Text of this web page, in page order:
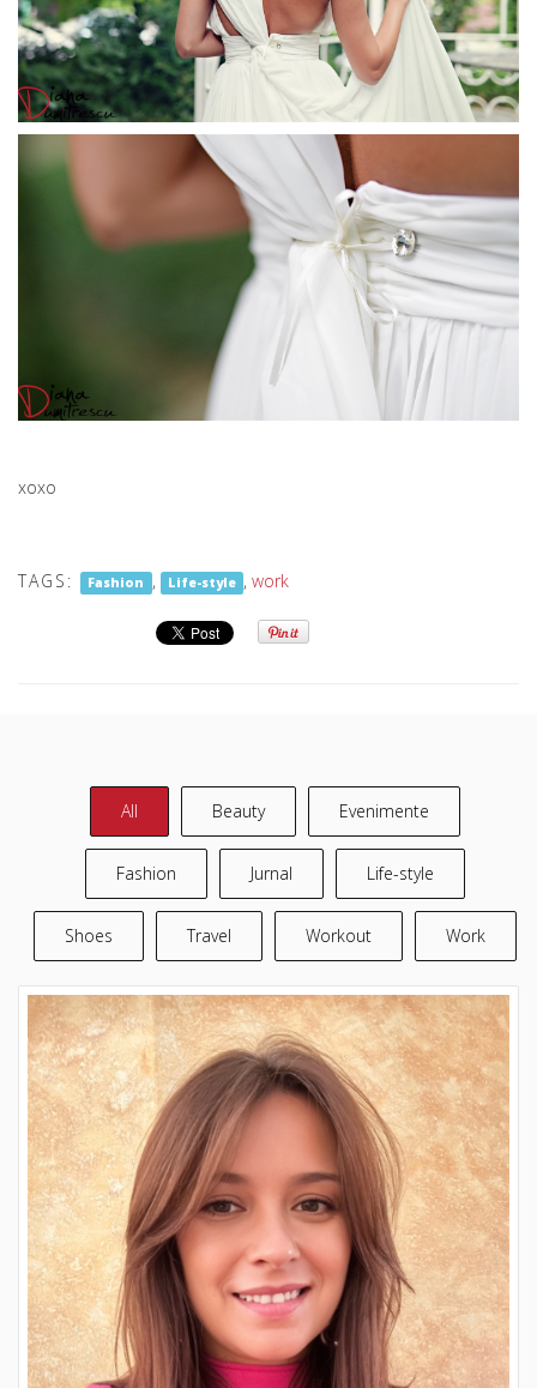
xoxo
TAGS: Fashion , Life-style ,work
All Beauty Evenimente
Fashion Jurnal Life-style
Shoes Travel Workout Work